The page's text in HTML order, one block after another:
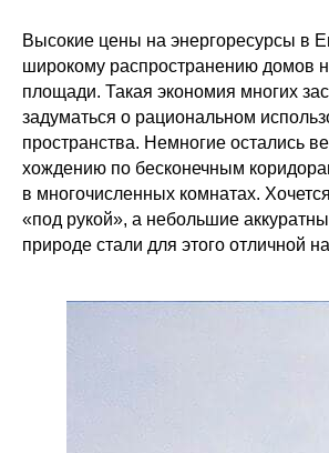
Высокие цены на энергоресурсы в
широкому распространению домов
площади. Такая экономия многих
задуматься о рациональном
пространства. Немногие остались
хождению по бесконечным
в многочисленных комнатах.
«под рукой», а небольшие
природе стали для этого отличной